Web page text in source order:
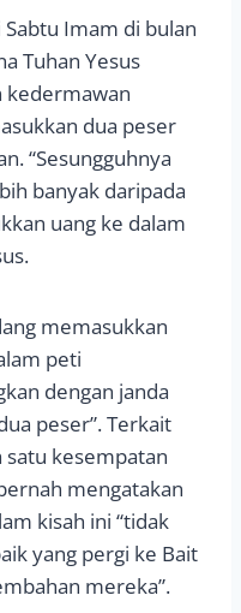
Imam di bulan
Tuhan Yesus
kedermawan
dua peser
“Sesungguhnya
banyak daripada
uang ke dalam
memasukkan
peti
dengan janda
peser”. Terkait
satu kesempatan
mengatakan
kisah ini “tidak
yang pergi ke Bait
mereka”.